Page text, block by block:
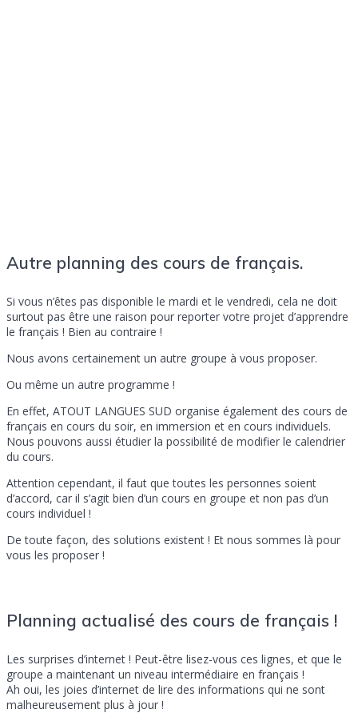
Autre planning des cours de français.
Si vous n’êtes pas disponible le mardi et le vendredi, cela ne doit
surtout pas être une raison pour reporter votre projet d’apprendre
le français ! Bien au contraire !
Nous avons certainement un autre groupe à vous proposer.
Ou même un autre programme !
En effet, ATOUT LANGUES SUD organise également des cours de
français en cours du soir, en immersion et en cours individuels.
Nous pouvons aussi étudier la possibilité de modifier le calendrier
du cours.
Attention cependant, il faut que toutes les personnes soient
d’accord, car il s’agit bien d’un cours en groupe et non pas d’un
cours individuel !
De toute façon, des solutions existent ! Et nous sommes là pour
vous les proposer !
Planning actualisé des cours de français !
Les surprises d’internet ! Peut-être lisez-vous ces lignes, et que le
groupe a maintenant un niveau intermédiaire en français !
Ah oui, les joies d’internet de lire des informations qui ne sont
malheureusement plus à jour !